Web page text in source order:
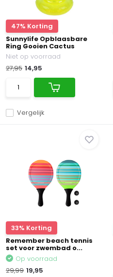
47% Korting
Sunnylife Opblaasbare
Ring Gooien Cactus
Vergelijk
Niet op voorraad
27,95 14,95
33% Korting
Remember beach tennis
set voor zwembad o...
Op voorraad
29,99 19,95